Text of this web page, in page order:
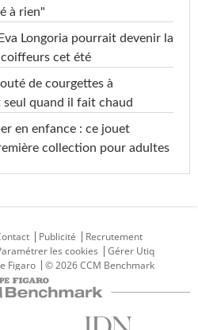
à rien"
Longoria pourrait devenir la
coiffeurs cet été
de courgettes à
quand il fait chaud
en enfance : ce jouet
collection pour adultes
Publicité
Recrutement
les cookies
Gérer Utiq
Figaro © 2026 CCM Benchmark